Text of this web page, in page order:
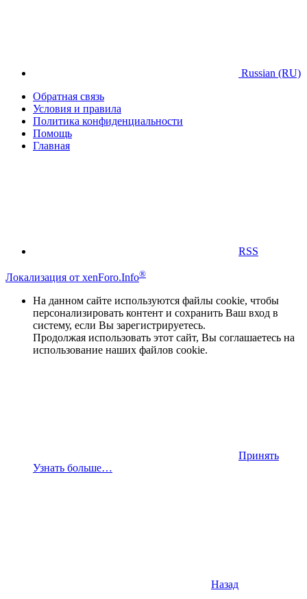
Russian (RU)
Обратная связь
Условия и правила
Политика конфиденциальности
Помощь
Главная
RSS
Локализация от xenForo.Info®
На данном сайте используются файлы cookie, чтобы
персонализировать контент и сохранить Ваш вход в
систему, если Вы зарегистрируетесь.
Продолжая использовать этот сайт, Вы соглашаетесь на
использование наших файлов cookie.
Принять
Узнать больше…
Назад